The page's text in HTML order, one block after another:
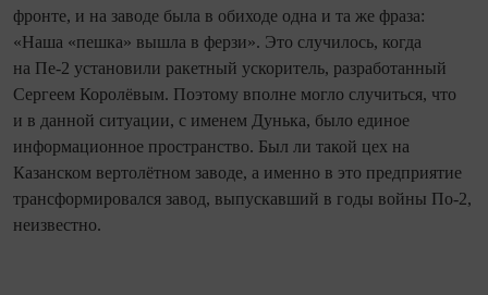
фронте, и на заводе была в обиходе одна и та же фраза:
«Наша «пешка» вышла в ферзи». Это случилось, ко­гда
на Пе-2 установили ракетный ускоритель, разработанный
Сергеем Королёвым. Поэтому вполне могло случиться, что
и в данной ситуации, с именем Дунька, было единое
информационное пространство. Был ли такой цех на
Казанском вертолётном заводе, а именно в это предприятие
трансформировался завод, выпускавший в годы войны По-2,
неизвестно.